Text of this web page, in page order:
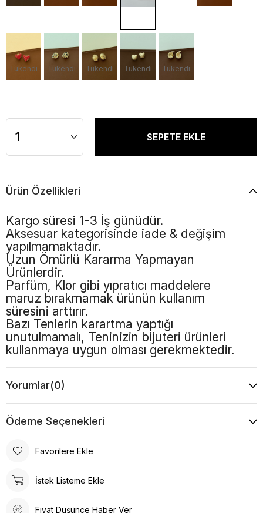
Tükendi Tükendi Tükendi Tükendi Tükendi
Ürün Özellikleri
Kargo süresi 1-3 İş günüdür.
Aksesuar kategorisinde iade & değişim
yapılmamaktadır.
Uzun Ömürlü Kararma Yapmayan
Ürünlerdir.
Parfüm, Klor gibi yıpratıcı maddelere
maruz bırakmamak ürünün kullanım
süresini arttırır.
Bazı Tenlerin karartma yaptığı
unutulmamalı, Teninizin bijuteri ürünleri
kullanmaya uygun olması gerekmektedir.
Yorumlar(0)
Ödeme Seçenekleri
Favorilere Ekle
İstek Listeme Ekle
Fiyat Düşünce Haber Ver